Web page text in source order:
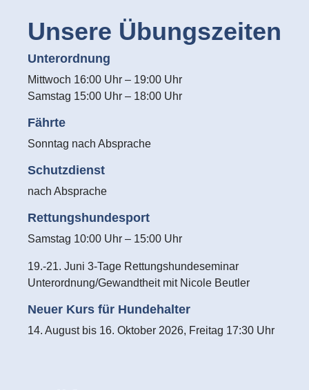
Unsere Übungszeiten
Unterordnung
Mittwoch 16:00 Uhr – 19:00 Uhr
Samstag 15:00 Uhr – 18:00 Uhr
Fährte
Sonntag nach Absprache
Schutzdienst
nach Absprache
Rettungshundesport
Samstag 10:00 Uhr – 15:00 Uhr
19.-21. Juni 3-Tage Rettungshundeseminar
Unterordnung/Gewandtheit mit Nicole Beutler
Neuer Kurs für Hundehalter
14. August bis 16. Oktober 2026, Freitag 17:30 Uhr